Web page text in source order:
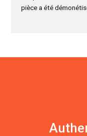
pièce a été